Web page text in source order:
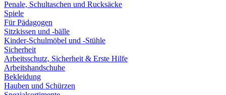
Penale, Schultaschen und Rucksäcke
Spiele
Für Pädagogen
Sitzkissen und -bälle
Kinder-Schulmöbel und -Stühle
Sicherheit
Arbeitsschutz, Sicherheit & Erste Hilfe
Arbeitshandschuhe
Bekleidung
Hauben und Schürzen